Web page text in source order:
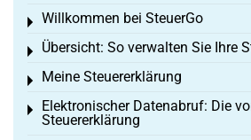
Willkommen bei SteuerGo
Toggle menu
Übersicht: So verwalten Sie Ihre
Toggle menu
Meine Steuererklärung
Toggle menu
Elektronischer Datenabruf: Die
Steuererklärung
Toggle menu